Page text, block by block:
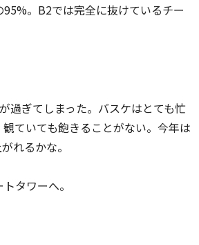
。B2では完全に抜けているチー
過ぎてしまった。バスケはとても忙
ていても飽きることがない。今年は
れるかな。
タワーへ。